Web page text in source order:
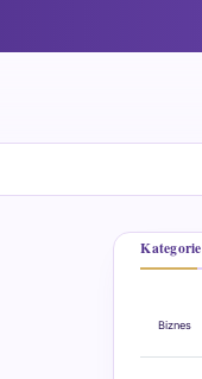
Kategorie
Biznes